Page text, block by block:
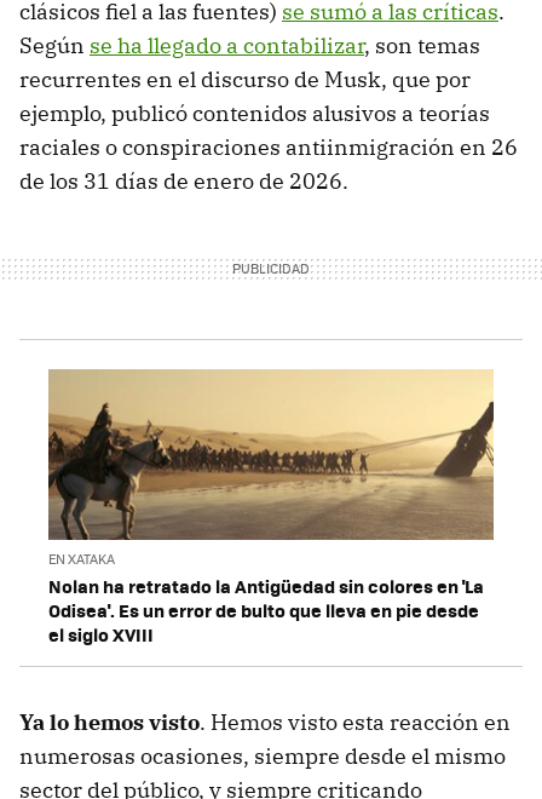
clásicos fiel a las fuentes) se sumó a las críticas.
Según se ha llegado a contabilizar, son temas
recurrentes en el discurso de Musk, que por
ejemplo, publicó contenidos alusivos a teorías
raciales o conspiraciones antiinmigración en 26
de los 31 días de enero de 2026.
EN XATAKA
Nolan ha retratado la Antigüedad sin colores en 'La
Odisea'. Es un error de bulto que lleva en pie desde
el siglo XVIII
Ya lo hemos visto. Hemos visto esta reacción en
numerosas ocasiones, siempre desde el mismo
sector del público, y siempre criticando